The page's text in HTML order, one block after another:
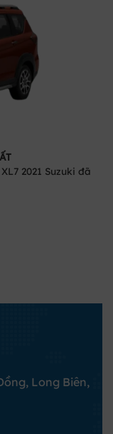
2021 Suzuki đã
Long Biên,